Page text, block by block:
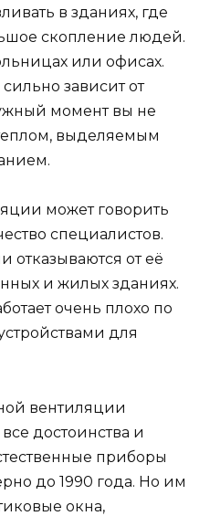
в зданиях, где
скопление людей.
или офисах.
зависит от
момент вы не
выделяемым
может говорить
специалистов.
отказываются от её
и жилых зданиях.
очень плохо по
для
вентиляции
достоинства и
приборы
до 1990 года. Но им
окна,